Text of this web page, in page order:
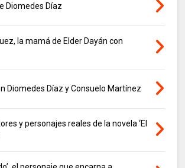
Diomedes Díaz
la mamá de Elder Dayán con
Diomedes Díaz y Consuelo Martínez
y personajes reales de la novela ‘El